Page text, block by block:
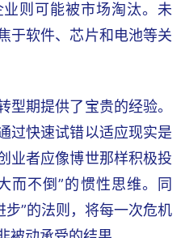
则可能被市场淘汰。未
于软件、芯片和电池等关
型期提供了宝贵的经验。
过快速试错以适应现实是
业者应像博世那样积极投
而不倒”的惯性思维。同
”的法则，将每一次危机